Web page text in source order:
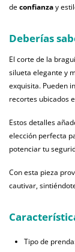
deconfianzay
Deberías
El corte de la
silueta elegante y
exquisita. Pueden
recortes ubicados
Estos detalles
elección perfecta
potenciar tu
Con esta pieza
cautivar,
Tipo de